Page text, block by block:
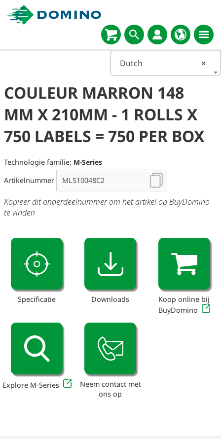
×
Dutch
COULEUR MARRON 148
MM X 210MM - 1 ROLLS X
750 LABELS = 750 PER BOX
Technologie familie: M-Series
Artikelnummer
Kopieer dit onderdeelnummer om het artikel op BuyDomino
te vinden
Specificatie Downloads
Koop online bij
BuyDomino
Explore M-Series
Neem contact met
ons op